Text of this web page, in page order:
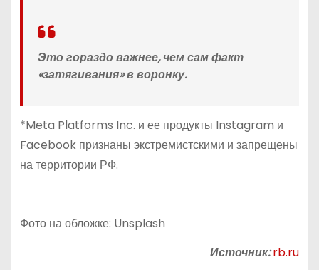
Это гораздо важнее, чем сам факт
«затягивания» в воронку.
*Meta Platforms Inc. и ее продукты Instagram и
Facebook признаны экстремистскими и запрещены
на территории РФ.
Фото на обложке: Unsplash
Источник: rb.ru